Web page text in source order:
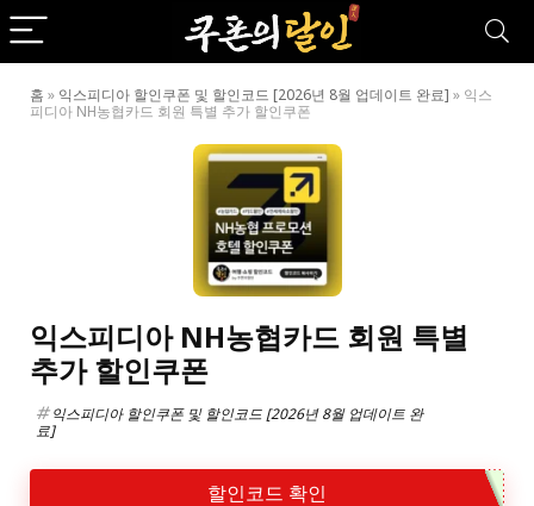
홈 » 익스피디아 할인쿠폰 및 할인코드 [2026년 8월 업데이트 완료] » 익스
피디아 NH농협카드 회원 특별 추가 할인쿠폰
익스피디아 NH농협카드 회원 특별
추가 할인쿠폰
익스피디아 할인쿠폰 및 할인코드 [2026년 8월 업데이트 완
료]
할인코드 확인